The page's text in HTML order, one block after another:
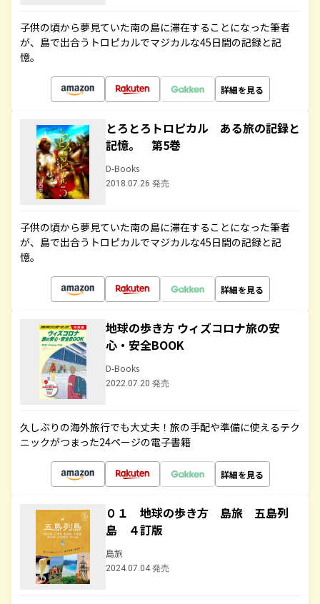
子供の頃から夢見ていた南の島に滞在することになった筆者
が、島で出合うトロピカルでマジカルな45日間の記録と記
憶。
詳細を見る
とろとろトロピカル ある旅の記録と
記憶。 第5巻
D-Books
2018.07.26 発売
子供の頃から夢見ていた南の島に滞在することになった筆者
が、島で出合うトロピカルでマジカルな45日間の記録と記
憶。
詳細を見る
地球の歩き方 ウィズコロナ旅の安
心・安全BOOK
D-Books
2022.07.20 発売
久しぶりの海外旅行でも大丈夫！旅の手配や準備に使えるテク
ニックがつまった24ページの電子書籍
詳細を見る
０１ 地球の歩き方 島旅 五島列
島 ４訂版
島旅
2024.07.04 発売